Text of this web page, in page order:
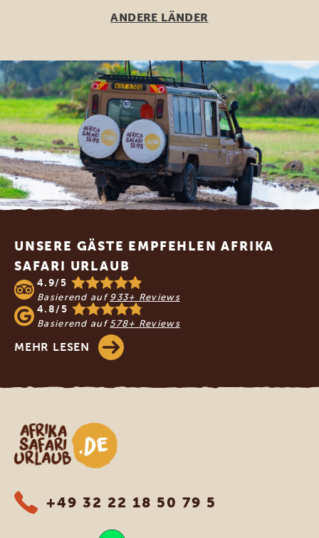
ANDERE LÄNDER
UNSERE GÄSTE EMPFEHLEN AFRIKA
SAFARI URLAUB
4.9/5
Basierend auf 933+ Reviews
4.8/5
Basierend auf 578+ Reviews
MEHR LESEN
Afrika Safari Urlaub
+49 32 22 18 50 79 5